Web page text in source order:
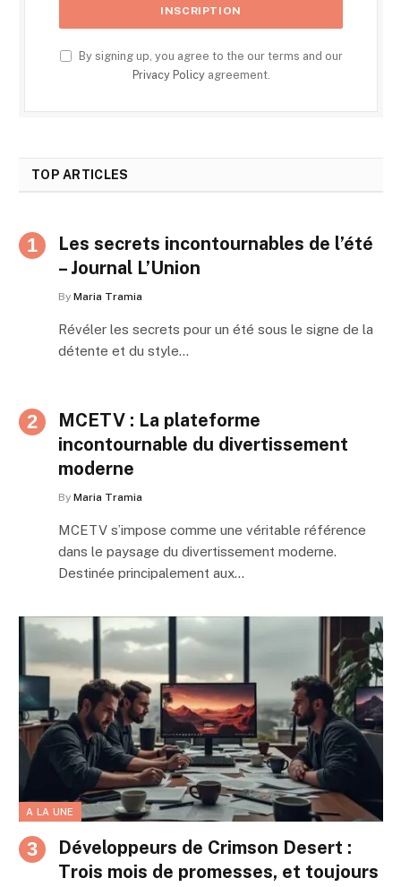
By signing up, you agree to the our terms and our
Privacy Policyagreement.
TOP ARTICLES
Les secrets incontournables de l’été
– Journal L’Union
By Maria Tramia
Révéler les secrets pour un été sous le signe de la
détente et du style…
MCETV : La plateforme
incontournable du divertissement
moderne
By Maria Tramia
MCETV s’impose comme une véritable référence
dans le paysage du divertissement moderne.
Destinée principalement aux…
A LA UNE
Développeurs de Crimson Desert :
Trois mois de promesses, et toujours